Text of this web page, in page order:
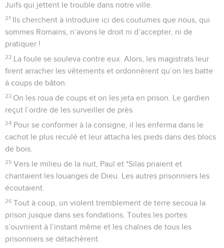
Juifs qui jettent le trouble dans notre ville.
21 Ils cherchent à introduire ici des coutumes que nous, qui
sommes Romains, n’avons le droit ni d’accepter, ni de
pratiquer !
22 La foule se souleva contre eux. Alors, les magistrats leur
firent arracher les vêtements et ordonnèrent qu’on les batte
à coups de bâton.
23 On les roua de coups et on les jeta en prison. Le gardien
reçut l’ordre de les surveiller de près.
24 Pour se conformer à la consigne, il les enferma dans le
cachot le plus reculé et leur attacha les pieds dans des blocs
de bois.
25 Vers le milieu de la nuit, Paul et *Silas priaient et
chantaient les louanges de Dieu. Les autres prisonniers les
écoutaient.
26 Tout à coup, un violent tremblement de terre secoua la
prison jusque dans ses fondations. Toutes les portes
s’ouvrirent à l’instant même et les chaînes de tous les
prisonniers se détachèrent.